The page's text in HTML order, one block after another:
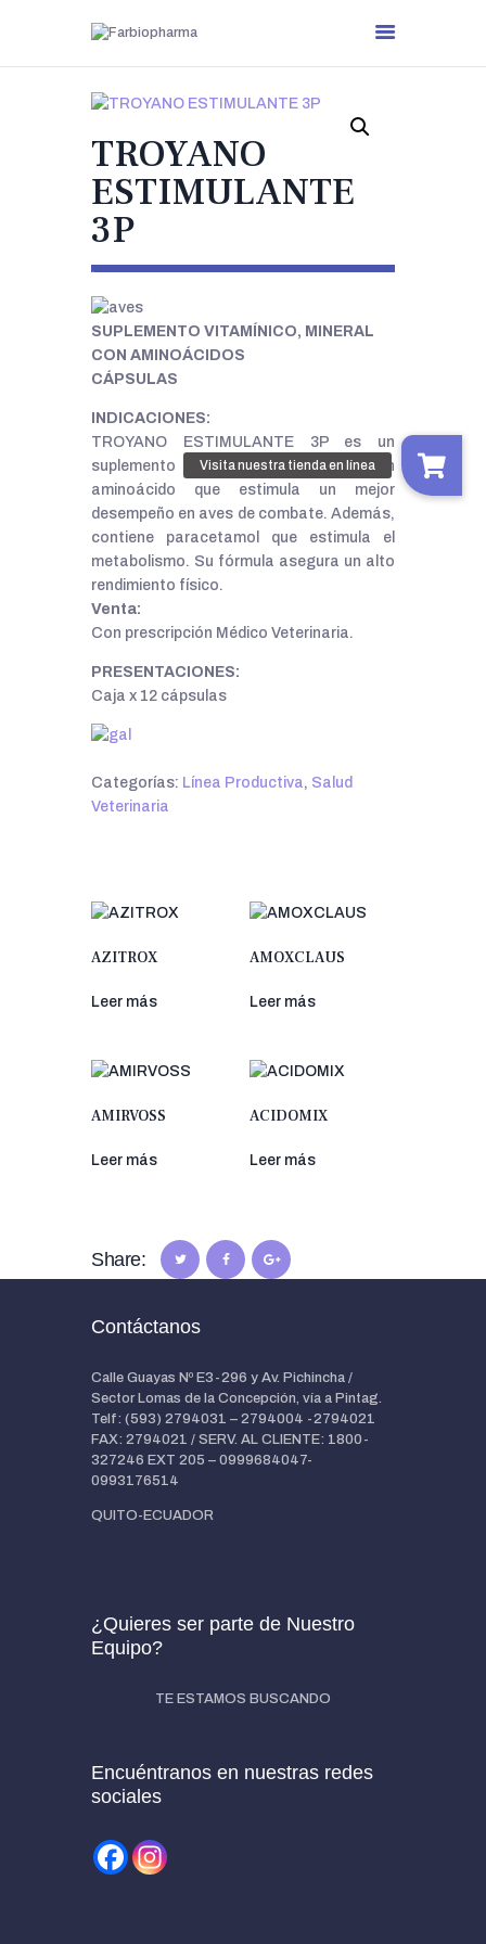
TROYANO
ESTIMULANTE
3P
.
SUPLEMENTO VITAMÍNICO, MINERAL
CON AMINOÁCIDOS
CÁPSULAS
INDICACIONES:
TROYANO ESTIMULANTE 3P es un
suplemento multivitamínico, mineral con
aminoácido que estimula un mejor
desempeño en aves de combate. Además,
contiene paracetamol que estimula el
metabolismo. Su fórmula asegura un alto
rendimiento físico.
Venta:
Con prescripción Médico Veterinaria.
PRESENTACIONES:
Caja x 12 cápsulas
Categorías: Línea Productiva, Salud
Veterinaria
AZITROX
Leer más
AMOXCLAUS
Leer más
AMIRVOSS
Leer más
ACIDOMIX
Leer más
Share:
Contáctanos
Calle Guayas Nº E3-296 y Av. Pichincha /
Sector Lomas de la Concepción, vía a Pintag.
Telf: (593) 2794031 – 2794004 -2794021
FAX: 2794021 / SERV. AL CLIENTE: 1800-
327246 EXT 205 – 0999684047-
0993176514
QUITO-ECUADOR
¿Quieres ser parte de Nuestro
Equipo?
TE ESTAMOS BUSCANDO
Encuéntranos en nuestras redes
sociales